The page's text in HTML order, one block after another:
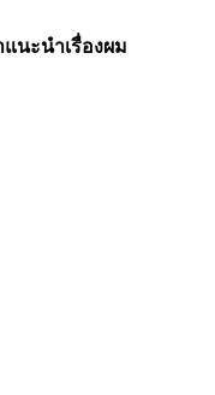
นะนำเรื่องผม